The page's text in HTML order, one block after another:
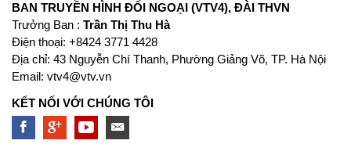
BAN TRUYỀN HÌNH ĐỐI NGOẠI (VTV4), ĐÀI THVN
Trưởng Ban : Trần Thị Thu Hà
Ðiện thoại: +8424 3771 4428
Địa chỉ: 43 Nguyễn Chí Thanh, Phường Giảng Võ, TP. Hà Nội
Email: vtv4@vtv.vn
KẾT NỐI VỚI CHÚNG TÔI